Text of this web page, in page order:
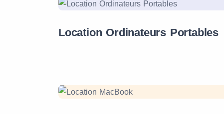
Location Ordinateurs Portables